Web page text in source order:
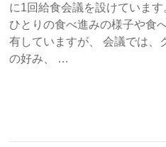
に1回給食会議を設けていま
ひとりの食べ進みの様子や食
有していますが、 会議では、
の好み、 …